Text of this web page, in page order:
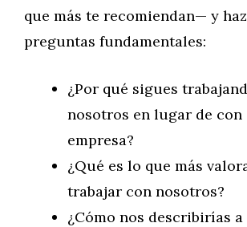
que más te recomiendan— y
preguntas fundamentales:
¿Por qué sigues
nosotros en lugar de con
empresa?
¿Qué es lo que más
trabajar con nosotros?
¿Cómo nos describirías